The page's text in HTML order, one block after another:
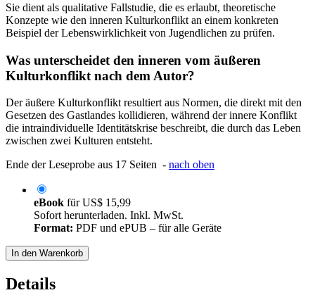
Sie dient als qualitative Fallstudie, die es erlaubt, theoretische
Konzepte wie den inneren Kulturkonflikt an einem konkreten
Beispiel der Lebenswirklichkeit von Jugendlichen zu prüfen.
Was unterscheidet den inneren vom äußeren
Kulturkonflikt nach dem Autor?
Der äußere Kulturkonflikt resultiert aus Normen, die direkt mit den
Gesetzen des Gastlandes kollidieren, während der innere Konflikt
die intraindividuelle Identitätskrise beschreibt, die durch das Leben
zwischen zwei Kulturen entsteht.
Ende der Leseprobe aus 17 Seiten - nach oben
eBook fürUS$ 15,99
Sofort herunterladen. Inkl. MwSt.
Format: PDF und ePUB – für alle Geräte
In den Warenkorb
Details